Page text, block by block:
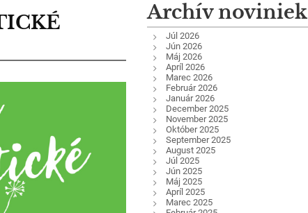
Archív noviniek
Júl 2026
Jún 2026
Máj 2026
Apríl 2026
Marec 2026
Február 2026
Január 2026
December 2025
November 2025
Október 2025
September 2025
August 2025
Júl 2025
Jún 2025
Máj 2025
Apríl 2025
Marec 2025